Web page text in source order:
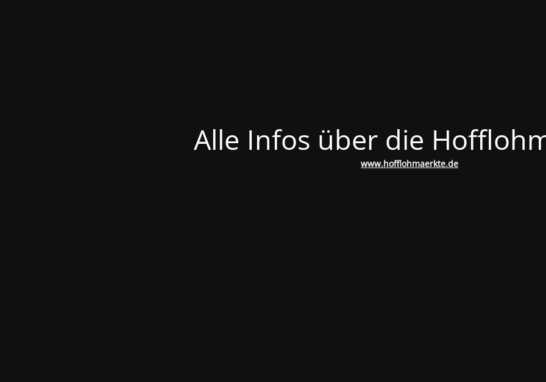
Alle Infos über die
www.hofflohmaerkte.de